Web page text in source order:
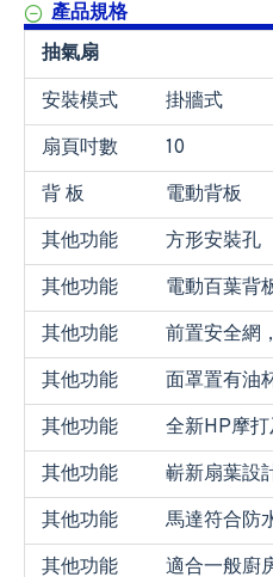
產品規格
抽氣扇
安裝模式
掛牆式
扇頁吋數
10
背 板
電動背板
其他功能
方形安裝孔
其他功能
電動百葉背
其他功能
前置安全網
其他功能
面罩置有油
其他功能
全新HP摩
其他功能
嶄新扇葉設
其他功能
馬達符合防
其他功能
適合一般廚